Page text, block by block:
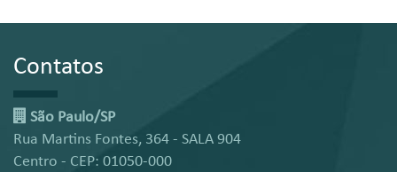
Contatos
São Paulo/SP
Rua Martins Fontes, 364 - SALA 904
Centro - CEP: 01050-000